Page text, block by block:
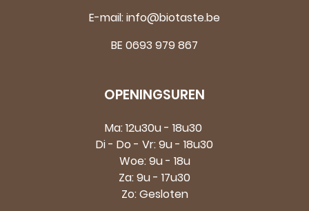
E-mail:info@biotaste.be
BE 0693 979 867
OPENINGSUREN
Ma: 12u30u - 18u30
Di - Do - Vr: 9u - 18u30
Woe: 9u - 18u
Za: 9u - 17u30
Zo: Gesloten